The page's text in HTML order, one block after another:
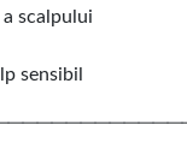
scalpului
sensibil